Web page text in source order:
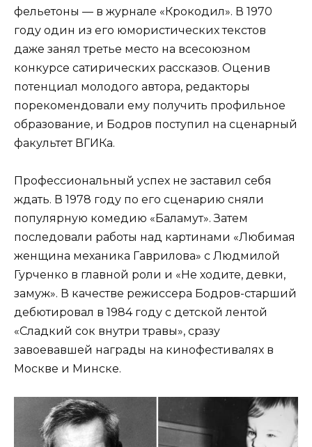
фельетоны — в журнале «Крокодил». В 1970
году один из его юмористических текстов
даже занял третье место на всесоюзном
конкурсе сатирических рассказов. Оценив
потенциал молодого автора, редакторы
порекомендовали ему получить профильное
образование, и Бодров поступил на сценарный
факультет ВГИКа.
Профессиональный успех не заставил себя
ждать. В 1978 году по его сценарию сняли
популярную комедию «Баламут». Затем
последовали работы над картинами «Любимая
женщина механика Гаврилова» с Людмилой
Гурченко в главной роли и «Не ходите, девки,
замуж». В качестве режиссера Бодров-старший
дебютировал в 1984 году с детской лентой
«Сладкий сок внутри травы», сразу
завоевавшей награды на кинофестивалях в
Москве и Минске.